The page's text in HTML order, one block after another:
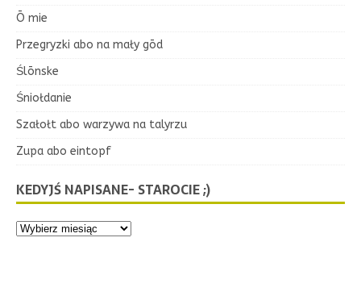
Ō mie
Przegryzki abo na mały gōd
Ślōnske
Śniołdanie
Szałołt abo warzywa na talyrzu
Zupa abo eintopf
KEDYJŚ NAPISANE- STAROCIE ;)